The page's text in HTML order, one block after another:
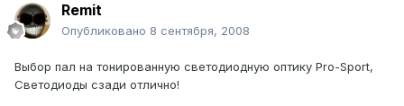
Remit
Опубликовано 8 сентября, 2008
Выбор пал на тонированную светодиодную оптику Pro-Sport,
Светодиоды сзади отлично!